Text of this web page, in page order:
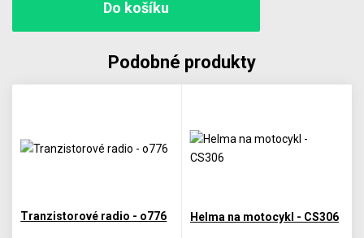
Podobné produkty
Tranzistorové radio - o776 Helma na motocykl - CS306